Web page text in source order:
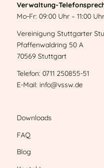
Verwaltung-
Mo-Fr: 09:00 Uhr – 11:00 Uhr
Vereinigung Stuttgarter
Pfaffenwaldring 50 A
70569 Stuttgart
Telefon: 0711 250855-51
E-Mail: info@vssw.de
Downloads
FAQ
Blog